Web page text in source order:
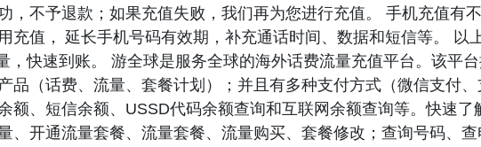
，不予退款；如果充值失败，我们再为您进行充值。 手机充值有
充值， 延长手机号码有效期，补充通话时间、数据和短信等。
，快速到账。 游全球是服务全球的海外话费流量充值平台。该平
品（话费、流量、套餐计划）；并且有多种支付方式（微信支付
额、短信余额、USSD代码余额查询和互联网余额查询等。快速了
、开通流量套餐、流量套餐、流量购买、套餐修改；查询号码、